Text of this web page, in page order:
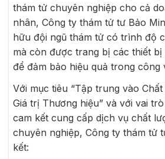
thám tử chuyên nghiệp cho cả
nhân, Công ty thám tử tư Bảo
hữu đội ngũ thám tử có trình độ
mà còn được trang bị các thiết bị
để đảm bảo hiệu quả trong công
Với mục tiêu “Tập trung vào
Giá trị Thương hiệu” và với vai
cam kết cung cấp dịch vụ chất
chuyên nghiệp, Công ty thám tử
kết: